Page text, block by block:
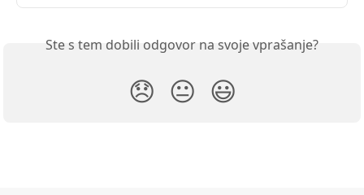
Ste s tem dobili odgovor na svoje vprašanje?
😞 😐 😃